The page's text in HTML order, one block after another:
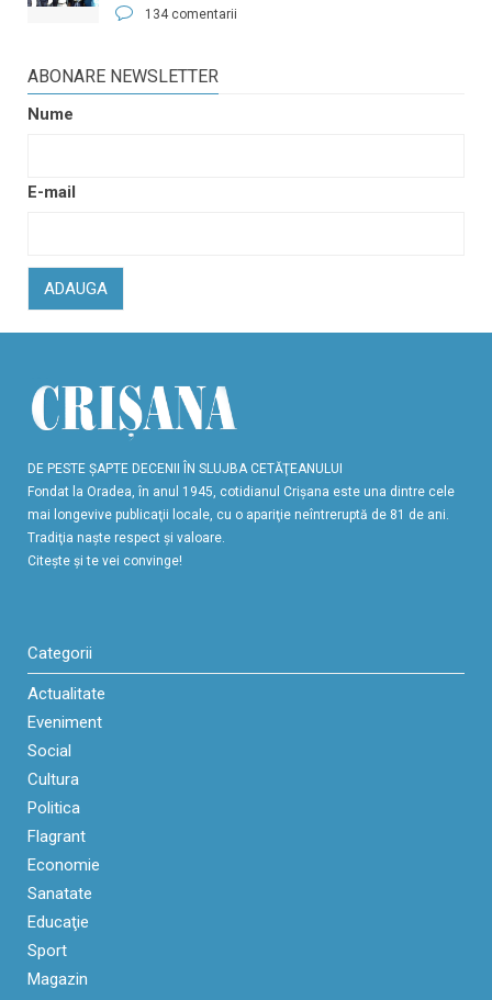
134 comentarii
ABONARE NEWSLETTER
Nume
E-mail
ADAUGA
DE PESTE ŞAPTE DECENII ÎN SLUJBA CETĂŢEANULUI
Fondat la Oradea, în anul 1945, cotidianul Crişana este una dintre cele
mai longevive publicaţii locale, cu o apariţie neîntreruptă de 81 de ani.
Tradiţia naşte respect şi valoare.
Citeşte şi te vei convinge!
Categorii
Actualitate
Eveniment
Social
Cultura
Politica
Flagrant
Economie
Sanatate
Educaţie
Sport
Magazin